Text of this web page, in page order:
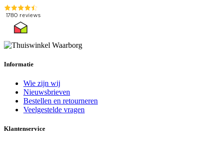
Informatie
Wie zijn wij
Nieuwsbrieven
Bestellen en retourneren
Veelgestelde vragen
Klantenservice